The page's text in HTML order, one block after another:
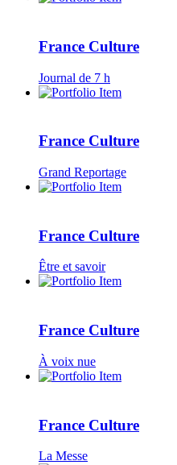
France Culture
Journal de 7 h
France Culture
Grand Reportage
France Culture
Être et savoir
France Culture
À voix nue
France Culture
La Messe